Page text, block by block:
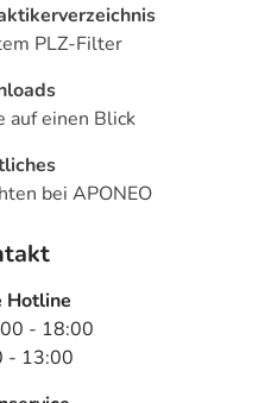
PLZ-Filter
auf einen Blick
bei APONEO
Hotline
- 18:00
- 13:00